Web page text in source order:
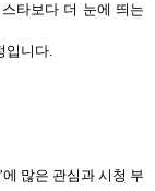
스타보다 더 눈에 띄는
입니다.
’에 많은 관심과 시청 부